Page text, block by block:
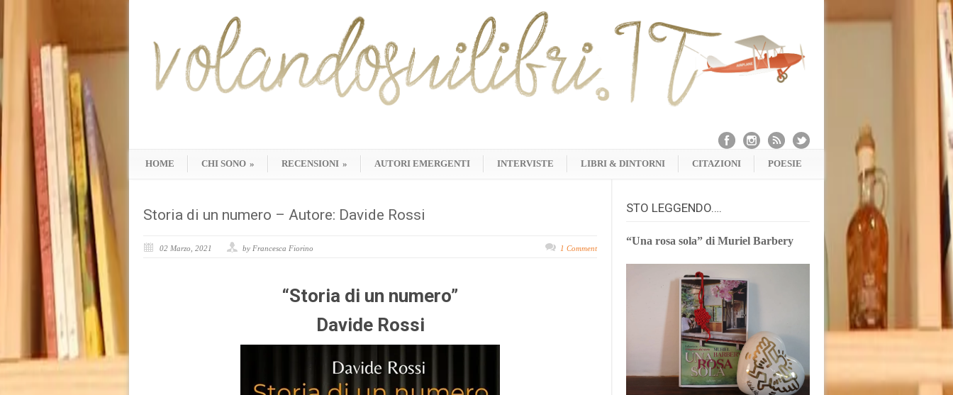
HOME CHI SONO » RECENSIONI » AUTORI EMERGENTI INTERVISTE LIBRI & DINTORNI CITAZIONI POESIE
Storia di un numero – Autore: Davide Rossi
02 Marzo, 2021 by Francesca Fiorino 1 Comment
“Storia di un numero”
Davide Rossi
STO LEGGENDO….
“Una rosa sola” di Muriel Barbery